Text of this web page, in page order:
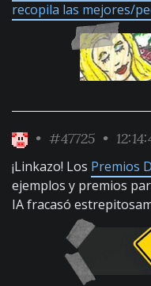
recopila las mejores/
• #47725 •
¡Linkazo! Los Premios
ejemplos y premios
IA fracasó